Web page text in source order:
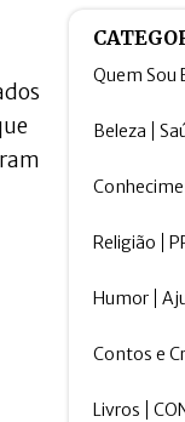
Quem Sou
Beleza
Religião
Humor
Contos e
Livros